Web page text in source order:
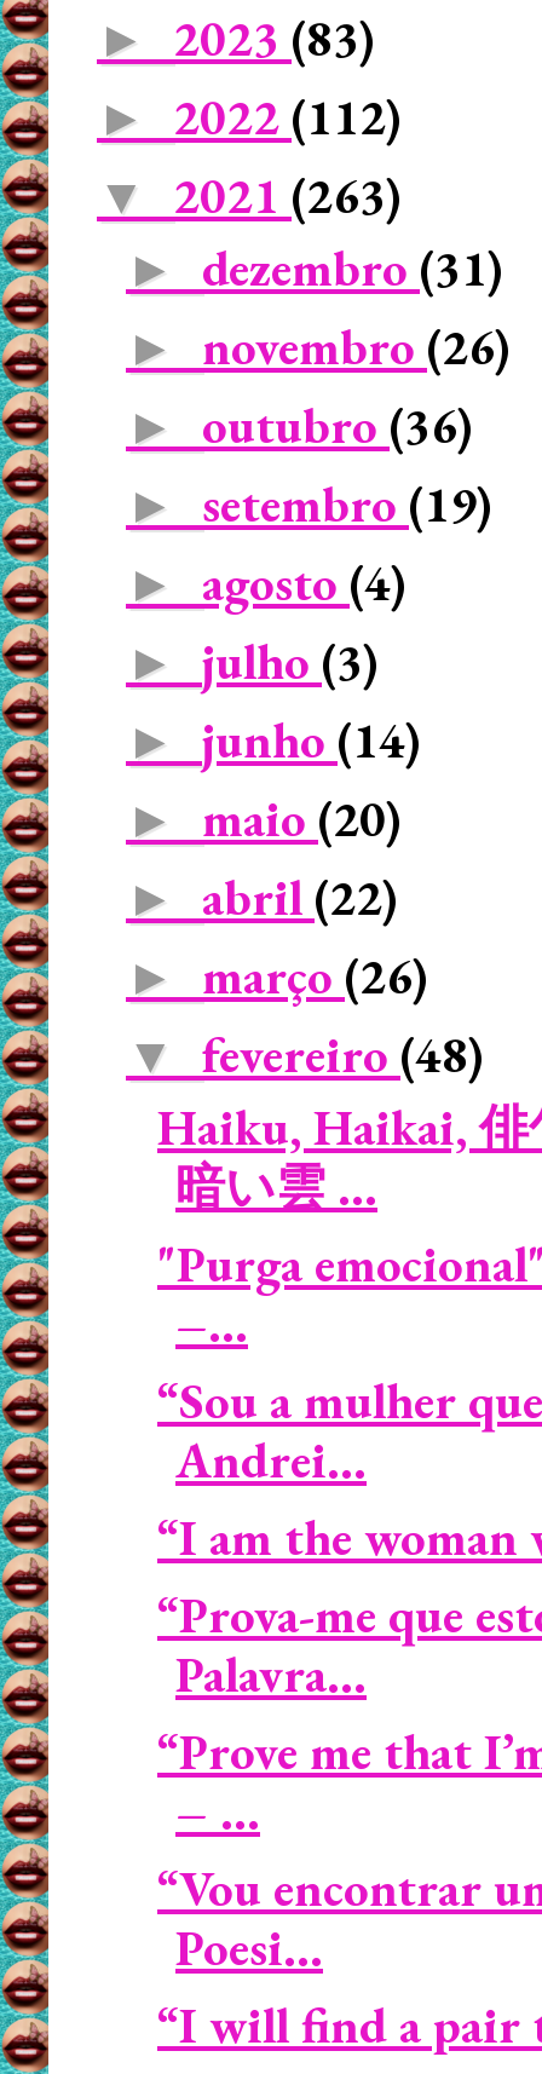
► 2023 (83)
► 2022 (112)
▼ 2021 (263)
► dezembro (31)
► novembro (26)
► outubro (36)
► setembro (19)
► agosto (4)
► julho (3)
► junho (14)
► maio (20)
► abril (22)
► março (26)
▼ fevereiro (48)
Haiku, Haikai, 俳
暗い雲 ...
"Purga
–...
“Sou a mulher
Andrei...
“I am the
“Prova-me que
Palavra...
“Prove me that
– ...
“Vou encontrar
Poesi...
“I will find a pair